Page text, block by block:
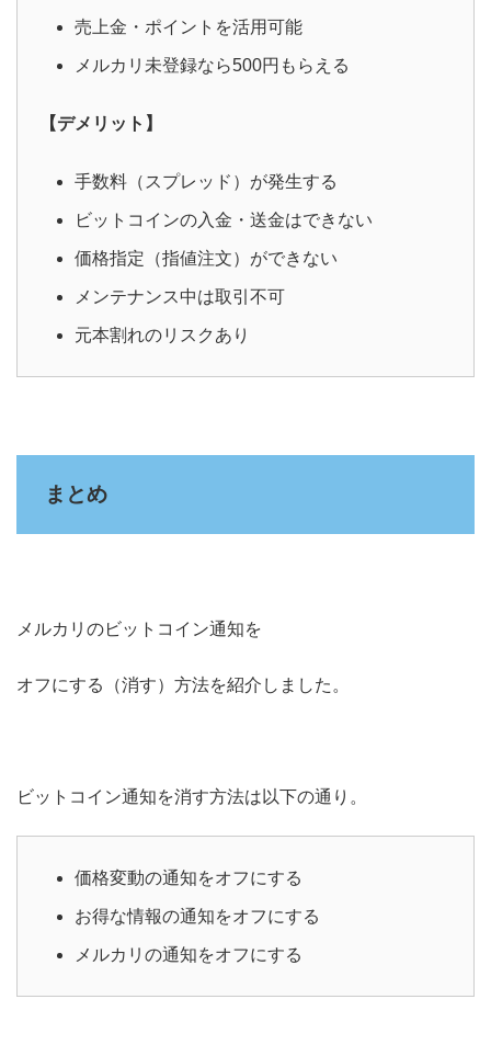
売上金・ポイントを活用可能
メルカリ未登録なら500円もらえる
【デメリット】
手数料（スプレッド）が発生する
ビットコインの入金・送金はできない
価格指定（指値注文）ができない
メンテナンス中は取引不可
元本割れのリスクあり
まとめ
メルカリのビットコイン通知を
オフにする（消す）方法を紹介しました。
ビットコイン通知を消す方法は以下の通り。
価格変動の通知をオフにする
お得な情報の通知をオフにする
メルカリの通知をオフにする